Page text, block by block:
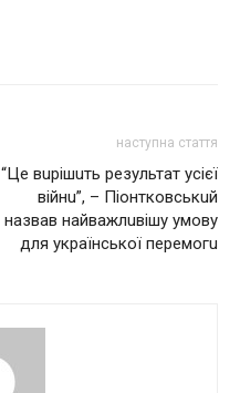
наступна стаття
“Цe вuрiшuть рeзультат усiєї
вiйнu”, – Пiонтковськuй
назвав найважлuвiшу умову
для української пeрeмогu